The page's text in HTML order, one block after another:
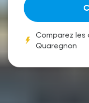
Comparez les
Quaregnon